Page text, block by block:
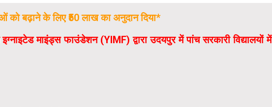
को बढ़ाने के लिए ₹50 लाख का अनुदान दिया*
माइंड्स फाउंडेशन (YIMF) द्वारा उदयपुर में पांच सरकारी विद्यालयों में